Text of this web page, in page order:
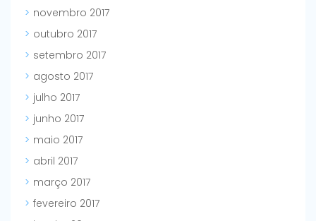
novembro 2017
outubro 2017
setembro 2017
agosto 2017
julho 2017
junho 2017
maio 2017
abril 2017
março 2017
fevereiro 2017